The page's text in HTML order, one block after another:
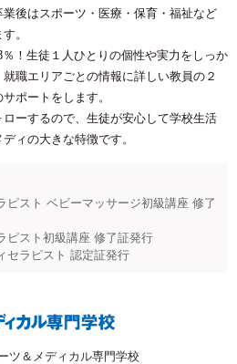
後はスポーツ・医療・保育・福祉など
。
！生徒１人ひとりの個性や実力をしっか
職エリアごとの情報に詳しい教員の２
ポートをします。
ーするので、生徒が安心して学校生活
ィの大きな特徴です。
ピスト ベビーマッサージ初級講座 修了
ピスト初級講座 修了証発行
セラピスト 認定証発行
ツ＆メディカル専門学校